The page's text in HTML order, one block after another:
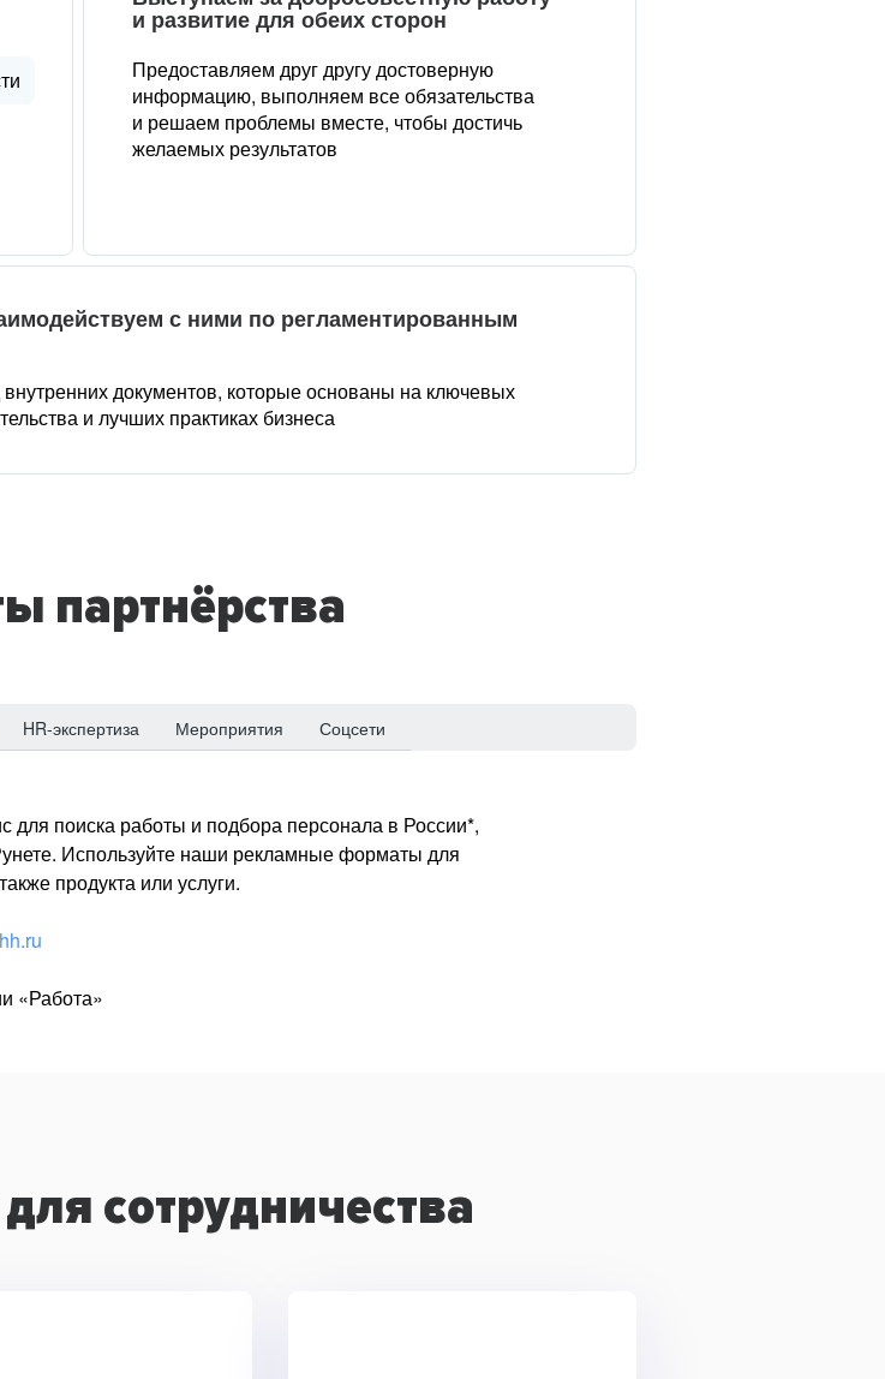
и развитие для обеих сторон
Предоставляем друг другу достоверную
информацию, выполняем все обязательства
и решаем проблемы вместе, чтобы достичь
желаемых результатов
с ними по регламентированным
документов, которые основаны на ключевых
и лучших практиках бизнеса
партнёрства
HR-экспертиза Мероприятия Соцсети
для поиска работы и подбора персонала в России*,
Используйте наши рекламные форматы для
продукта или услуги.
«Работа»
сотрудничества